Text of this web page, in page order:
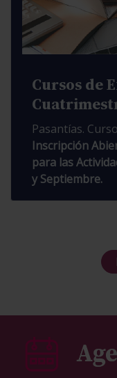
Cursos de
Pasantías.
Inscripción
para las
y Septiembre.